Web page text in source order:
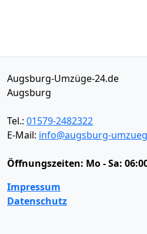
Augsburg-Umzüge-24.de
Augsburg
Tel.: 01579-2482322
E-Mail: info@augsburg-
Öffnungszeiten: Mo - Sa:
Impressum
Datenschutz